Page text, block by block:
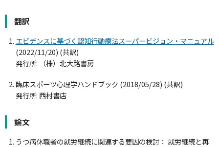
翻訳
エビデンスに基づく認知行動療法スーパービジョン・マニュアル
(2022/11/20) (共訳)
発行所: （株）北大路書房
臨床スポーツ心理学ハンドブック (2018/05/28) (共訳)
発行所: 西村書店
論文
うつ病休職者の就労継続に関連する要因の検討： 就労継続と再